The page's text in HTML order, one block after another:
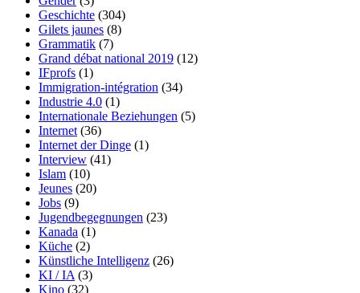
Geschichte (304)
Gilets jaunes (8)
Grammatik (7)
Grand débat national 2019 (12)
IFprofs (1)
Immigration-intégration (34)
Industrie 4.0 (1)
Internationale Beziehungen (5)
Internet (36)
Internet der Dinge (1)
Interview (41)
Islam (10)
Jeunes (20)
Jobs (9)
Jugendbegegnungen (23)
Kanada (1)
Küche (2)
Künstliche Intelligenz (26)
KI / IA (3)
Kino (32)